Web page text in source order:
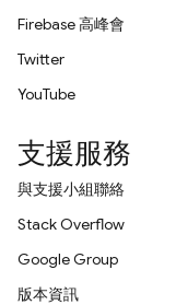
Firebase 高峰會
Twitter
YouTube
支援服務
與支援小組聯絡
Stack Overflow
Google Group
版本資訊